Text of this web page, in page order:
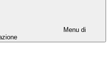
Menu di